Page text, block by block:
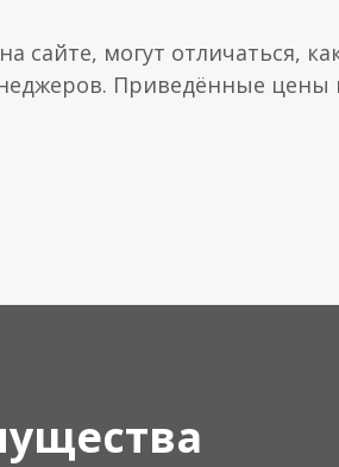
сайте, могут отличаться,
Приведённые цены